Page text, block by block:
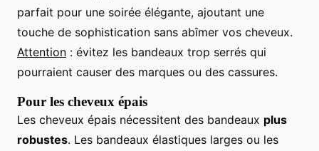
parfait pour une soirée élégante, ajoutant une
touche de sophistication sans abîmer vos cheveux.
Attention : évitez les bandeaux trop serrés qui
pourraient causer des marques ou des cassures.
Pour les cheveux épais
Les cheveux épais nécessitent des bandeaux plus
robustes. Les bandeaux élastiques larges ou les